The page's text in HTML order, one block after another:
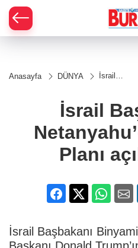
Anasayfa DÜNYA
İsrail
Gazze Planı
açıklaması
İsrail
Planı
İsrail Başbakanı